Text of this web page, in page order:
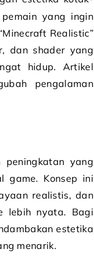
yang ingin
Realistic”
dan shader yang
hidup. Artikel
pengalaman
peningkatan yang
game. Konsep ini
realistis, dan
lebih nyata. Bagi
estetika
menarik.